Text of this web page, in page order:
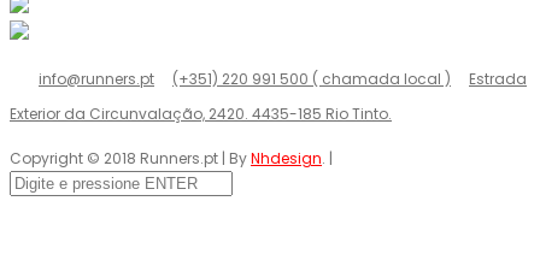
info@runners.pt (+351) 220 991 500 ( chamada local )
Estrada
Exterior da Circunvalação, 2420. 4435-185 Rio Tinto.
Copyright © 2018 Runners.pt | ByNhdesign. |